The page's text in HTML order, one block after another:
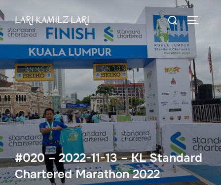
to
content
LARI KAMILZ LARI
Search
for:
#020 – 2022-11-13 – KL Standard
Chartered Marathon 2022